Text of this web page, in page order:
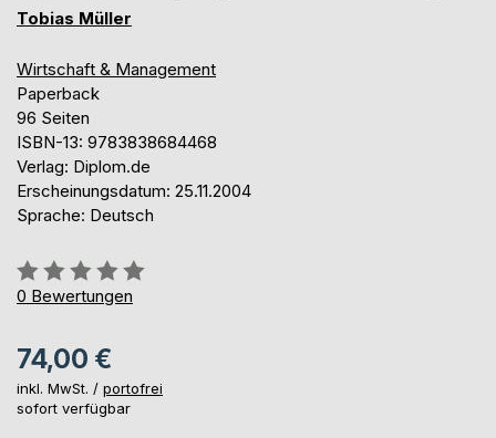
Tobias Müller
Wirtschaft & Management
Paperback
96 Seiten
ISBN-13: 9783838684468
Verlag: Diplom.de
Erscheinungsdatum: 25.11.2004
Sprache: Deutsch
Bewertung::
0%
0 Bewertungen
74,00 €
inkl. MwSt. / portofrei
sofort verfügbar